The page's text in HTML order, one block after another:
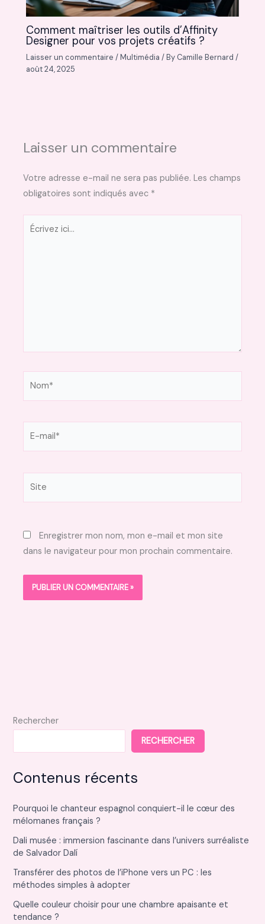
Comment maîtriser les outils d’Affinity
Designer pour vos projets créatifs ?
Laisser un commentaire /Multimédia / By Camille Bernard/
août 24, 2025
Laisser un commentaire
Votre adresse e-mail ne sera pas publiée. Les champs
obligatoires sont indiqués avec *
Écrivez
Enregistrer mon nom, mon e-mail et mon site
dans le navigateur pour mon prochain commentaire.
Rechercher
RECHERCHER
Contenus récents
Pourquoi le chanteur espagnol conquiert-il le cœur des
mélomanes français ?
Dali musée : immersion fascinante dans l’univers surréaliste
de Salvador Dalí
Transférer des photos de l’iPhone vers un PC : les
méthodes simples à adopter
Quelle couleur choisir pour une chambre apaisante et
tendance ?